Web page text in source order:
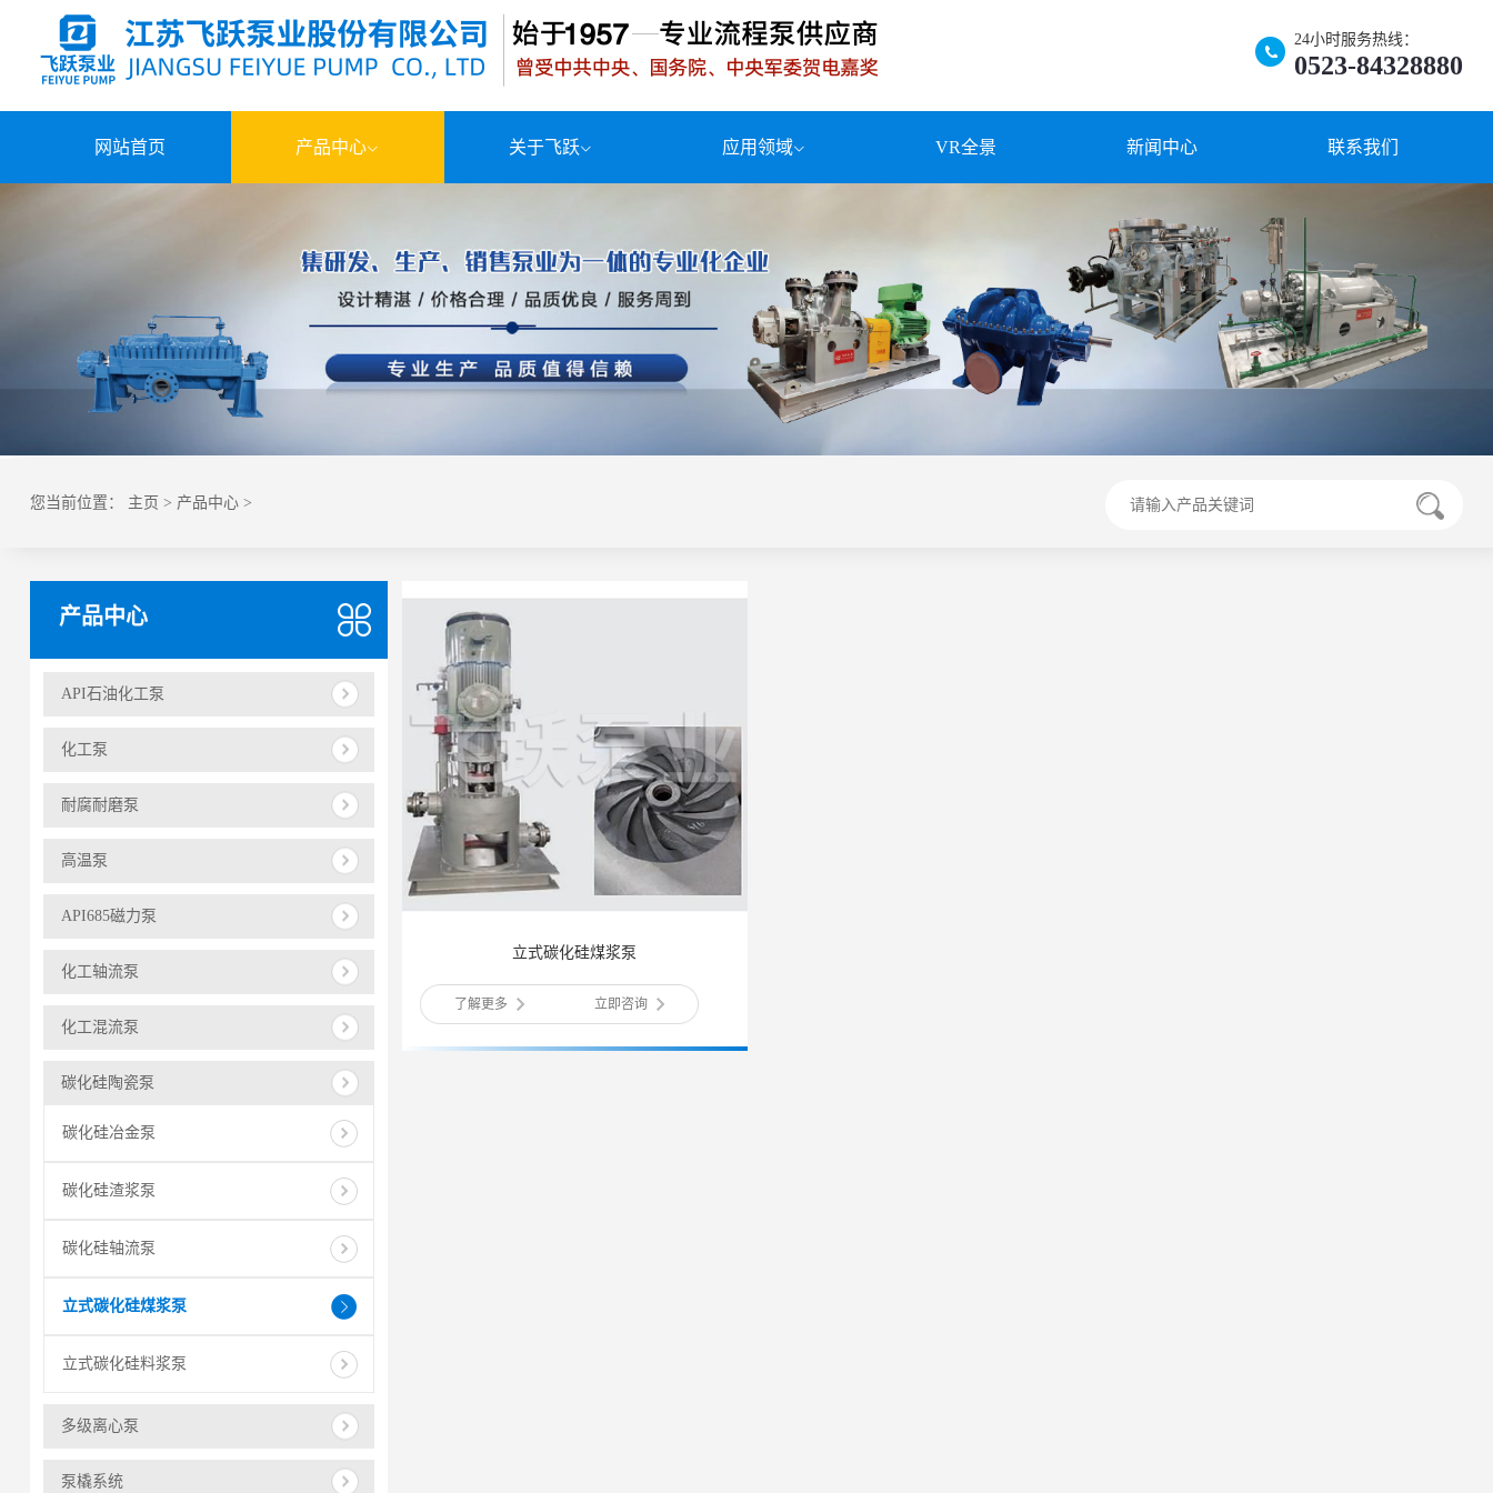
24小时服务热线：
0523-84328880
网站首页 产品中心 关于飞跃 应用领域 VR全景 新闻中心 联系我们
您当前位置： 主页 > 产品中心>
产品中心
API石油化工泵
化工泵
耐腐耐磨泵
高温泵
API685磁力泵
化工轴流泵
化工混流泵
碳化硅陶瓷泵
碳化硅冶金泵
碳化硅渣浆泵
碳化硅轴流泵
立式碳化硅煤浆泵
立式碳化硅料浆泵
多级离心泵
泵橇系统
立式碳化硅煤浆泵
了解更多 立即咨询